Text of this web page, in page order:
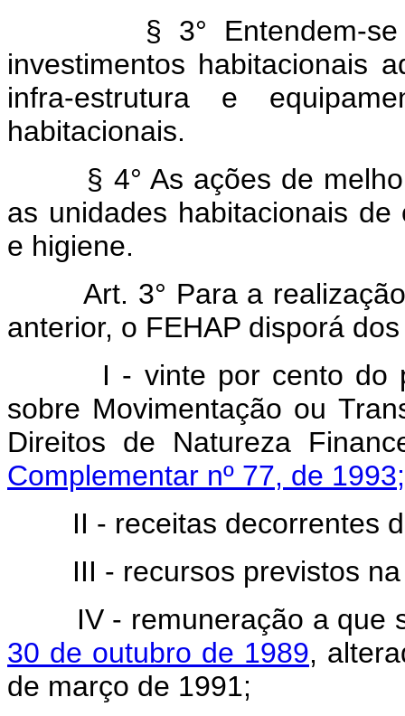
§ 3° Entendem-se
investimentos habitacionais
infra-estrutura e
habitacionais.
§ 4° As ações de
as unidades habitacionais
e higiene.
Art. 3° Para a realização
anterior, o FEHAP disporá
I - vinte por cento do
sobre Movimentação ou
Direitos de Natureza
Complementar nº 77, de 1993;
II - receitas decorrentes
III - recursos previstos na
IV - remuneração a que
30 de outubro de 1989,
de março de 1991;